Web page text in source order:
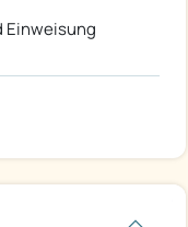
Einweisung